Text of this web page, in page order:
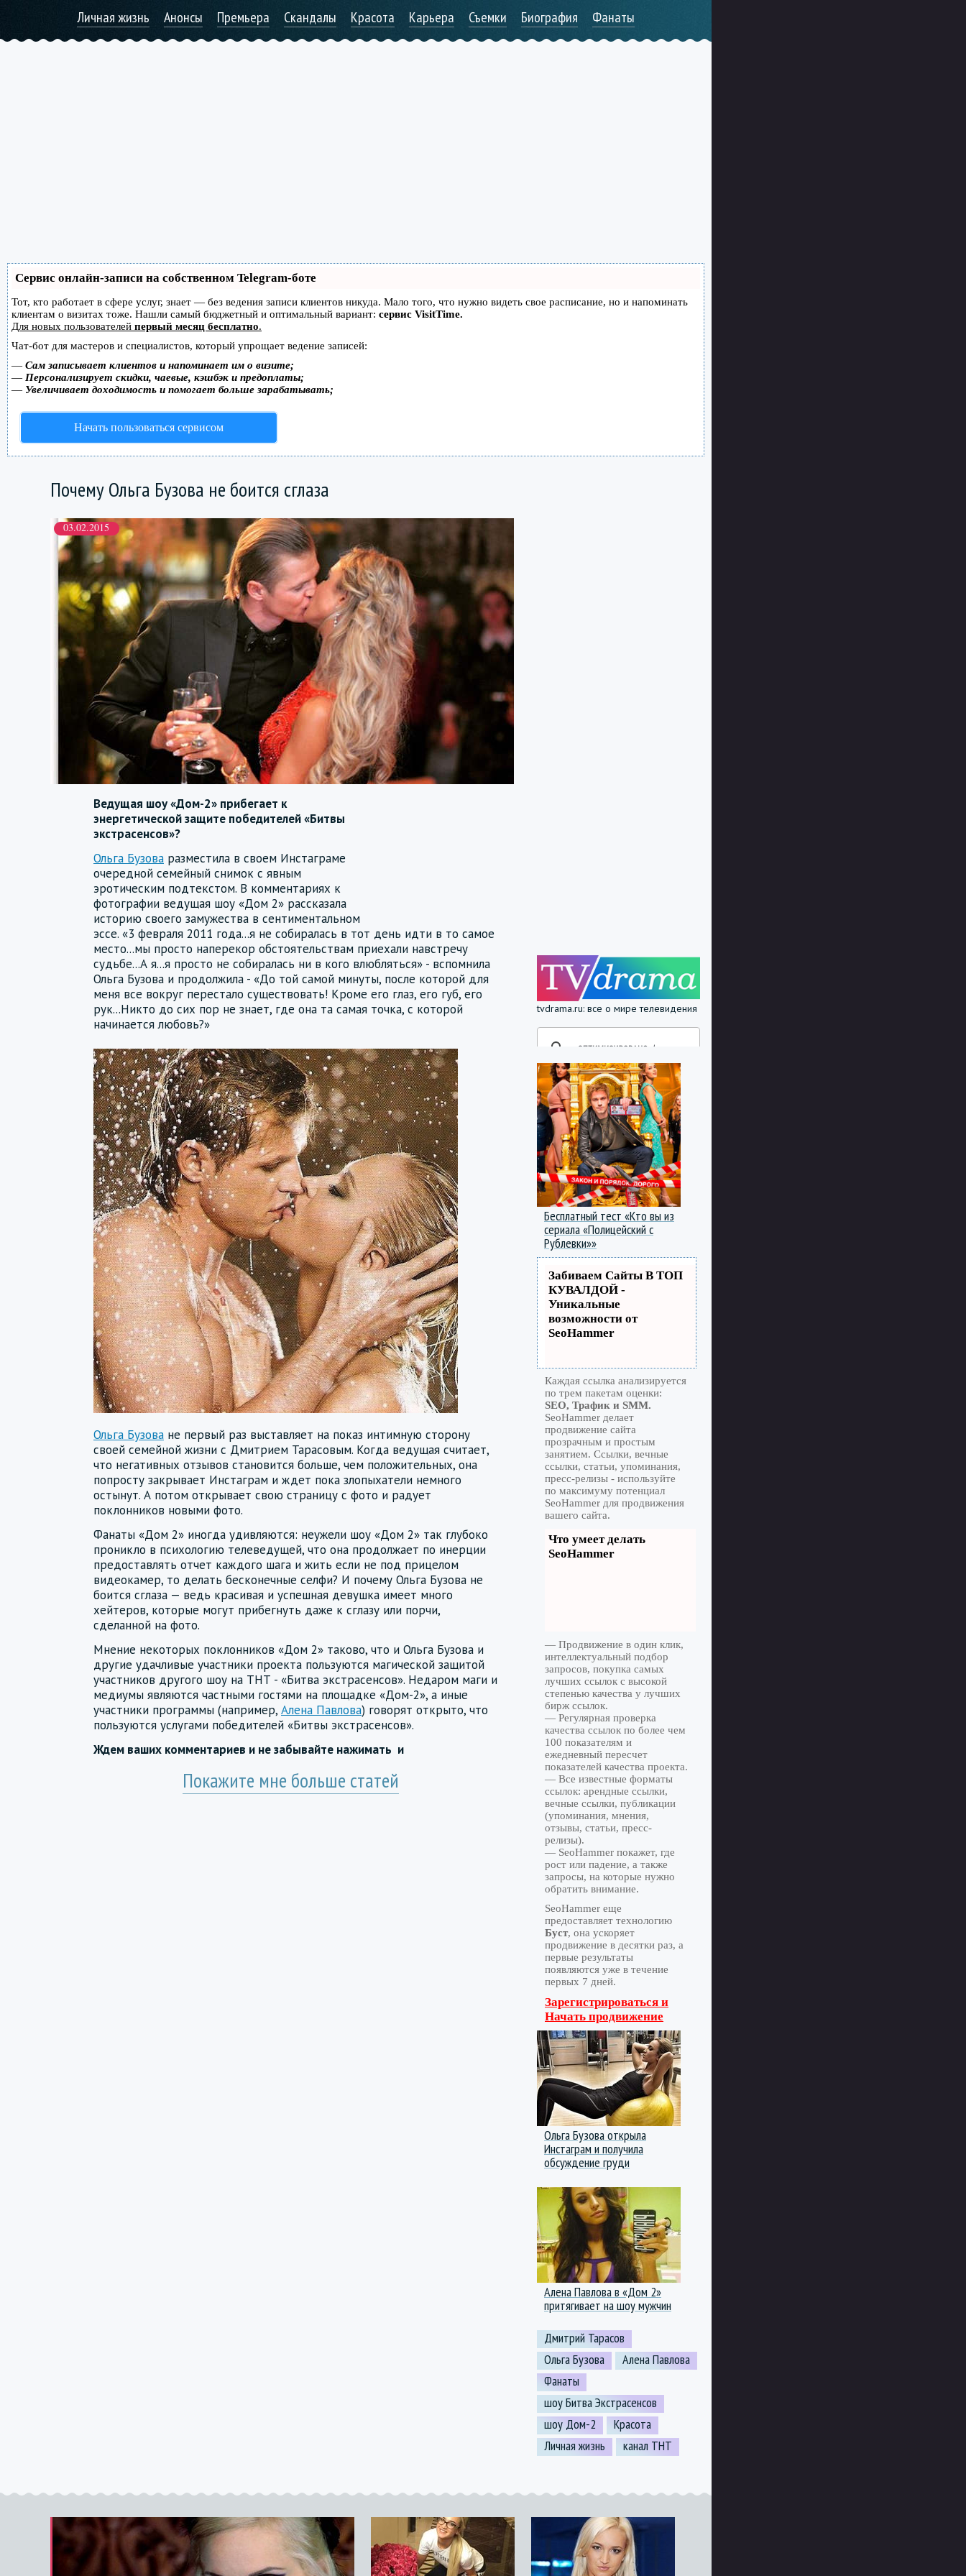
Личная жизнь Анонсы Премьера Скандалы Красота Карьера Съемки Биография Фанаты
Сервис онлайн-записи на собственном Telegram-боте
Тот, кто работает в сфере услуг, знает — без ведения записи клиентов никуда. Мало того, что нужно видеть свое расписание, но и напоминать
клиентам о визитах тоже. Нашли самый бюджетный и оптимальный вариант: сервис VisitTime.
Для новых пользователей первый месяц бесплатно.
Чат-бот для мастеров и специалистов, который упрощает ведение записей:
— Сам записывает клиентов и напоминает им о визите;
— Персонализирует скидки, чаевые, кэшбэк и предоплаты;
— Увеличивает доходимость и помогает больше зарабатывать;
Начать пользоваться сервисом
Почему Ольга Бузова не боится сглаза
03.02.2015
Ведущая шоу «Дом-2» прибегает к
энергетической защите победителей «Битвы
экстрасенсов»?
Ольга Бузова разместила в своем Инстаграме
очередной семейный снимок с явным
эротическим подтекстом. В комментариях к
фотографии ведущая шоу «Дом 2» рассказала
историю своего замужества в сентиментальном
эссе. «3 февраля 2011 года...я не собиралась в тот день идти в то самое
место...мы просто наперекор обстоятельствам приехали навстречу
судьбе...А я...я просто не собиралась ни в кого влюбляться» - вспомнила
Ольга Бузова и продолжила - «До той самой минуты, после которой для
меня все вокруг перестало существовать! Кроме его глаз, его губ, его
рук...Никто до сих пор не знает, где она та самая точка, с которой
начинается любовь?»
Ольга Бузова не первый раз выставляет на показ интимную сторону
своей семейной жизни с Дмитрием Тарасовым. Когда ведущая считает,
что негативных отзывов становится больше, чем положительных, она
попросту закрывает Инстаграм и ждет пока злопыхатели немного
остынут. А потом открывает свою страницу с фото и радует
поклонников новыми фото.
Фанаты «Дом 2» иногда удивляются: неужели шоу «Дом 2» так глубоко
проникло в психологию телеведущей, что она продолжает по инерции
предоставлять отчет каждого шага и жить если не под прицелом
видеокамер, то делать бесконечные селфи? И почему Ольга Бузова не
боится сглаза — ведь красивая и успешная девушка имеет много
хейтеров, которые могут прибегнуть даже к сглазу или порчи,
сделанной на фото.
Мнение некоторых поклонников «Дом 2» таково, что и Ольга Бузова и
другие удачливые участники проекта пользуются магической защитой
участников другого шоу на ТНТ - «Битва экстрасенсов». Недаром маги и
медиумы являются частными гостями на площадке «Дом-2», а иные
участники программы (например, Алена Павлова) говорят открыто, что
пользуются услугами победителей «Битвы экстрасенсов».
Ждем ваших комментариев и не забывайте нажимать и
Покажите мне больше статей
tvdrama.ru: все о мире телевидения
Бесплатный тест «Кто вы из
сериала «Полицейский с
Рублевки»»
Забиваем Сайты В ТОП
КУВАЛДОЙ -
Уникальные
возможности от
SeoHammer
Каждая ссылка анализируется
по трем пакетам оценки:
SEO, Трафик и SMM.
SeoHammer делает
продвижение сайта
прозрачным и простым
занятием. Ссылки, вечные
ссылки, статьи, упоминания,
пресс-релизы - используйте
по максимуму потенциал
SeoHammer для продвижения
вашего сайта.
Что умеет делать
SeoHammer
— Продвижение в один клик,
интеллектуальный подбор
запросов, покупка самых
лучших ссылок с высокой
степенью качества у лучших
бирж ссылок.
— Регулярная проверка
качества ссылок по более чем
100 показателям и
ежедневный пересчет
показателей качества проекта.
— Все известные форматы
ссылок: арендные ссылки,
вечные ссылки, публикации
(упоминания, мнения,
отзывы, статьи, пресс-
релизы).
— SeoHammer покажет, где
рост или падение, а также
запросы, на которые нужно
обратить внимание.
SeoHammer еще
предоставляет технологию
Буст, она ускоряет
продвижение в десятки раз, а
первые результаты
появляются уже в течение
первых 7 дней.
Зарегистрироваться и
Начать продвижение
Ольга Бузова открыла
Инстаграм и получила
обсуждение груди
Алена Павлова в «Дом 2»
притягивает на шоу мужчин
Дмитрий Тарасов
Ольга Бузова
Алена Павлова
Фанаты
шоу Битва Экстрасенсов
шоу Дом-2
Красота
Личная жизнь
канал ТНТ